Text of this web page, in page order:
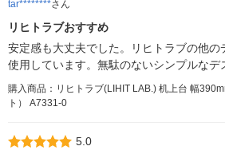
tar********さん
リヒトラブおすすめ
安定感も大丈夫でした。リヒトラブの他の
使用しています。無駄のないシンプルなデ
購入商品：リヒトラブ(LIHIT LAB.) 机上台 幅
ト） A7331-0
5.0